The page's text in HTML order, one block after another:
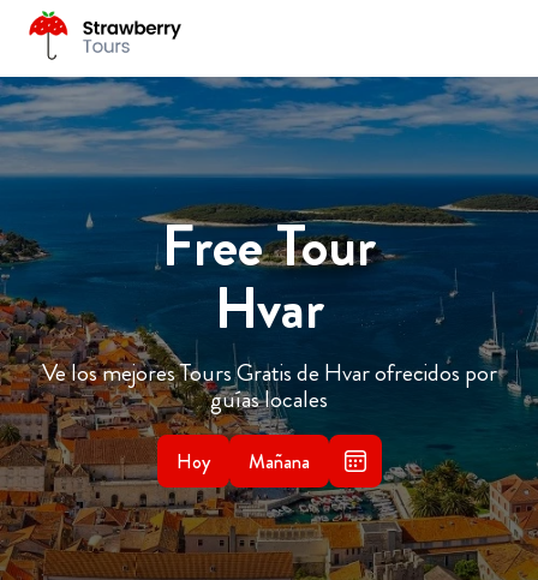
Free Tour
Hvar
Ve los mejores Tours Gratis de Hvar ofrecidos por
guías locales
Hoy Mañana